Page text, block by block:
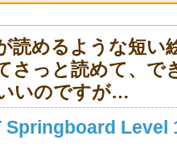
読めるような短い
さっと読めて、で
いのですが…
Springboard Level